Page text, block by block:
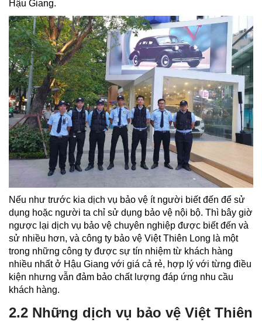
Hậu Giang.
Nếu như trước kia dịch vụ bảo vệ ít người biết đến để sử
dụng hoặc người ta chỉ sử dụng bảo vệ nội bộ. Thì bây giờ
ngược lại dịch vụ bảo vệ chuyên nghiệp được biết đến và
sử nhiều hơn, và công ty bảo vệ Việt Thiên Long là một
trong những công ty được sự tín nhiệm từ khách hàng
nhiều nhất ở Hậu Giang với giá cả rẻ, hợp lý với từng điều
kiện nhưng vẫn đảm bảo chất lượng đáp ứng nhu cầu
khách hàng.
2.2 Những dịch vụ bảo vệ Việt Thiên